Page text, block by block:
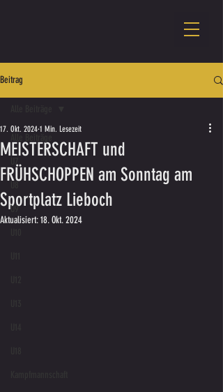
Beitrag
U7
U8
U9
MEISTERSCHAFT und
FRÜHSCHOPPEN am Sonntag am
Sportplatz Lieboch
17. Okt. 2024 1 Min. Lesezeit
Aktualisiert:18. Okt. 2024